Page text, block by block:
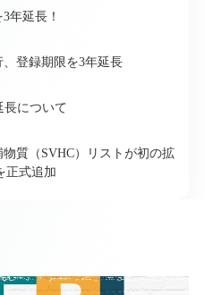
年延長！
登録期限を3年延長
について
質（SVHC）リストが初の拡
正式追加